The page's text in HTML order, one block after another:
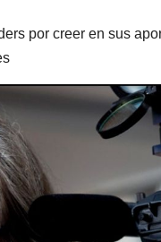
por creer en sus